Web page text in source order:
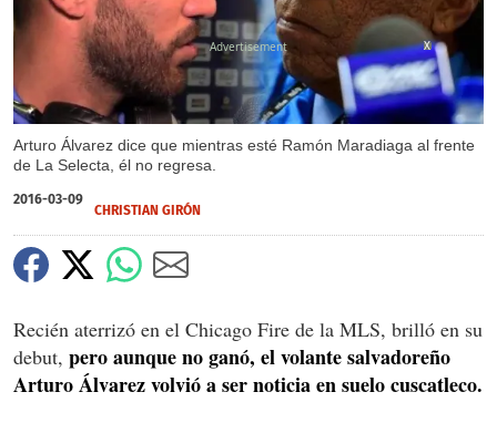
Arturo Álvarez dice que mientras esté Ramón Maradiaga al frente
de La Selecta, él no regresa.
X
2016-03-09
CHRISTIAN GIRÓN
Recién aterrizó en el Chicago Fire de la MLS, brilló en su
debut, pero aunque no ganó, el volante salvadoreño
Arturo Álvarez volvió a ser noticia en suelo cuscatleco.